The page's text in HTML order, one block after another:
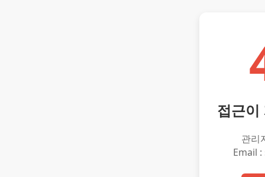
접근이
관리
Email